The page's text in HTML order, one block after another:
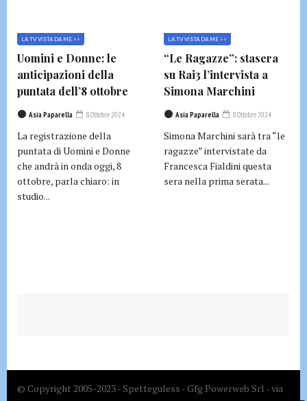
LA TV VISTA DA ME >>
Uomini e Donne: le
anticipazioni della
puntata dell’8 ottobre
Asia Paparella 8 Ottobre 2024
La registrazione della
puntata di Uomini e Donne
che andrà in onda oggi, 8
ottobre, parla chiaro: in
studio...
LA TV VISTA DA ME >>
“Le Ragazze”: stasera
su Rai3 l’intervista a
Simona Marchini
Asia Paparella 8 Ottobre 2024
Simona Marchini sarà tra “le
ragazze” intervistate da
Francesca Fialdini questa
sera nella prima serata...
© Copyright 2005-2023 - Spetteguless - Gfg Powerweb Srl - via